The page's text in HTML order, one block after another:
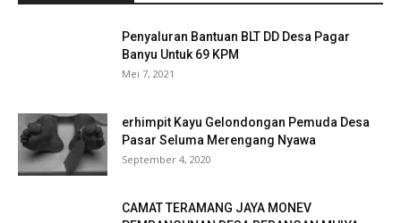
Penyaluran Bantuan BLT DD Desa Pagar
Banyu Untuk 69 KPM
Mei 7, 2021
erhimpit Kayu Gelondongan Pemuda Desa
Pasar Seluma Merengang Nyawa
September 4, 2020
CAMAT TERAMANG JAYA MONEV